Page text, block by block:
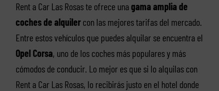
Rent a Car Las Rosas te ofrece una gama amplia de
coches de alquilercon las mejores tarifas del mercado.
Entre estos vehículos que puedes alquilar se encuentra el
Opel Corsa, uno de los coches más populares y más
cómodos de conducir. Lo mejor es que si lo alquilas con
Rent a Car Las Rosas, lo recibirás justo en el hotel donde